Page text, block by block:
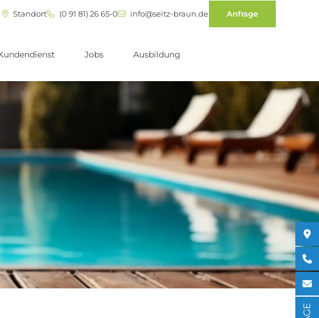
Standort (0 91 81) 26 65-0 info@seitz-braun.de Anfrage
Jobs Ausbildung